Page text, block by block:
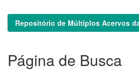
Repositório de Múltiplos Acervos
Página de Busca